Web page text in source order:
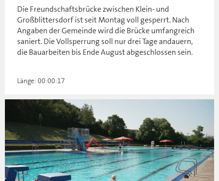
Die Freundschaftsbrücke zwischen Klein- und
Großblittersdorf ist seit Montag voll gesperrt. Nach
Angaben der Gemeinde wird die Brücke umfangreich
saniert. Die Vollsperrung soll nur drei Tage andauern,
die Bauarbeiten bis Ende August abgeschlossen sein.
Länge: 00:00:17